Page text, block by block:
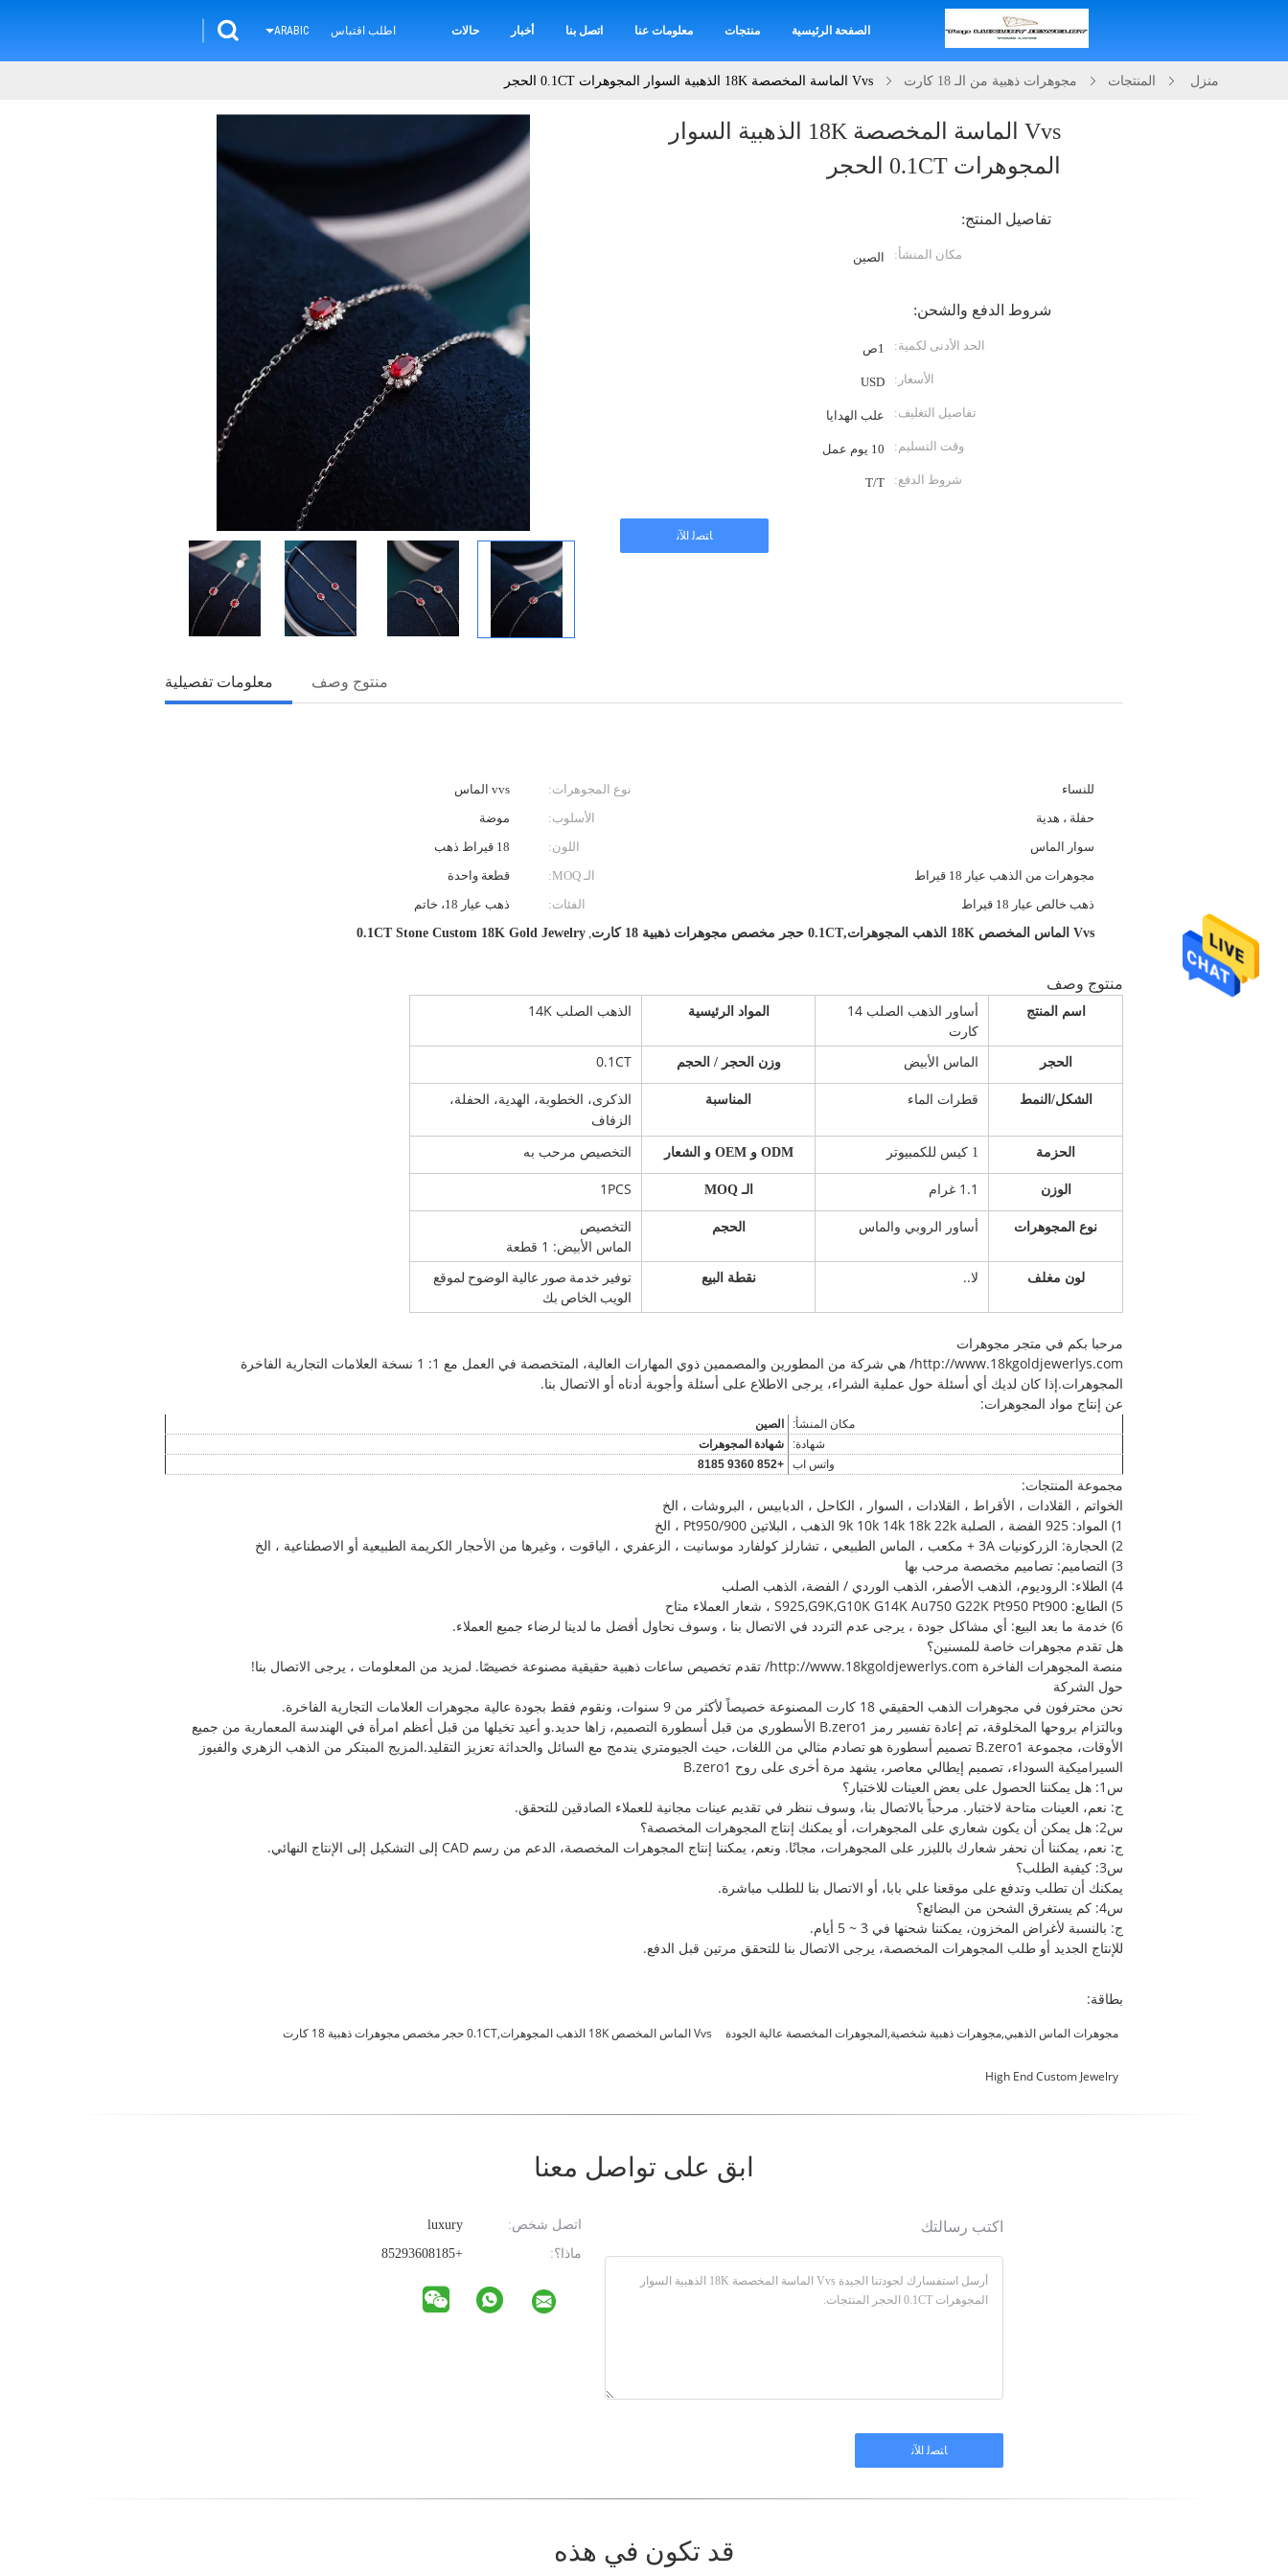
الصفحة الرئيسية منتجات معلومات عنا اتصل بنا أخبار حالات اطلب اقتباس ARABIC
منزل المنتجات مجوهرات ذهبية من الـ 18 كارت Vvs الماسة المخصصة 18K الذهبية السوار المجوهرات 0.1CT الحجر
Vvs الماسة المخصصة 18K الذهبية السوار
المجوهرات 0.1CT الحجر
تفاصيل المنتج:
مكان المنشأ: الصين
شروط الدفع والشحن:
الحد الأدنى لكمية: 1ص
الأسعار: USD
تفاصيل التغليف: علب الهدايا
وقت التسليم: 10 يوم عمل
شروط الدفع: T/T
ﺎﺘﺼﻟ ﺍﻶﻧ
معلومات تفصيلية منتوج وصف
للنساء نوع المجوهرات:
vvs الماس
حفلة ، هدية الأسلوب:
موضة
سوار الماس اللون:
18 قيراط ذهب
مجوهرات من الذهب عيار 18 قيراط الـ MOQ:
قطعة واحدة
ذهب خالص عيار 18 قيراط الفئات:
ذهب عيار 18، خاتم
Vvs الماس المخصص 18K الذهب المجوهرات,0.1CT حجر مخصص مجوهرات ذهبية 18 كارت ,
0.1CT Stone Custom 18K Gold Jewelry
منتوج وصف
اسم المنتج
أساور الذهب الصلب 14
كارت
المواد الرئيسية الذهب الصلب 14K
الحجر الماس الأبيض وزن الحجر / الحجم 0.1CT
الشكل/النمط قطرات الماء المناسبة
الذكرى، الخطوبة، الهدية، الحفلة،
الزفاف
الحزمة 1 كيس للكمبيوتر ODM و OEM و الشعار التخصيص مرحب به
الوزن 1.1 غرام الـ MOQ 1PCS
نوع المجوهرات أساور الروبي والماس الحجم
التخصيص
الماس الأبيض: 1 قطعة
لون مغلف لا.. نقطة البيع
توفير خدمة صور عالية الوضوح لموقع
الويب الخاص بك
مرحبا بكم في متجر مجوهرات
http://www.18kgoldjewerlys.com/ هي شركة من المطورين والمصممين ذوي المهارات العالية، المتخصصة في العمل مع 1: 1 نسخة العلامات التجارية الفاخرة
المجوهرات.إذا كان لديك أي أسئلة حول عملية الشراء، يرجى الاطلاع على أسئلة وأجوبة أدناه أو الاتصال بنا.
عن إنتاج مواد المجوهرات:
مكان المنشأ:
الصين
شهادة:
شهادة المجوهرات
واتس اب
+852 9360 8185
مجموعة المنتجات:
الخواتم ، القلادات ، الأقراط ، القلادات ، السوار ، الكاحل ، الدبابيس ، البروشات ، الخ
1) المواد: 925 الفضة ، الصلبة 9k 10k 14k 18k 22k الذهب ، البلاتين Pt950/900 ، الخ
2) الحجارة: الزركونيات 3A + مكعب ، الماس الطبيعي ، تشارلز كولفارد موسانيت ، الزعفري ، الياقوت ، وغيرها من الأحجار الكريمة الطبيعية أو الاصطناعية ، الخ
3) التصاميم: تصاميم مخصصة مرحب بها
4) الطلاء: الروديوم، الذهب الأصفر، الذهب الوردي / الفضة، الذهب الصلب
5) الطابع: S925,G9K,G10K G14K Au750 G22K Pt950 Pt900 ، شعار العملاء متاح
6) خدمة ما بعد البيع: أي مشاكل جودة ، يرجى عدم التردد في الاتصال بنا ، وسوف نحاول أفضل ما لدينا لرضاء جميع العملاء.
هل تقدم مجوهرات خاصة للمسنين؟
منصة المجوهرات الفاخرة http://www.18kgoldjewerlys.com/ تقدم تخصيص ساعات ذهبية حقيقية مصنوعة خصيصًا. لمزيد من المعلومات ، يرجى الاتصال بنا!
حول الشركة
نحن محترفون في مجوهرات الذهب الحقيقي 18 كارت المصنوعة خصيصاً لأكثر من 9 سنوات، ونقوم فقط بجودة عالية مجوهرات العلامات التجارية الفاخرة.
وبالتزام بروحها المخلوقة، تم إعادة تفسير رمز B.zero1 الأسطوري من قبل أسطورة التصميم، زاها حديد.و أعيد تخيلها من قبل أعظم امرأة في الهندسة المعمارية من جميع
الأوقات، مجموعة B.zero1 تصميم أسطورة هو تصادم مثالي من اللغات، حيث الجيومتري يندمج مع السائل والحداثة تعزيز التقليد.المزيج المبتكر من الذهب الزهري والفيوز
السيراميكية السوداء، تصميم إيطالي معاصر، يشهد مرة أخرى على روح B.zero1 ‬‬‬‬‬‬‬‬‬‬‬‬‬‬‬‬‬‬‬‬‬‬‬‬‬‬‬‬‬‬‬‬‬‬‬‬‬‬‬‬‬‬‬‬‬‬‬‬‬‬‬‬‬‬‬‬‬‬‬‬‬‬‬‬‬‬‬‬‬‬‬‬‬‬‬‬‬‬‬‬‬‬‬‬‬‬‬‬‬‬‬‬‬‬‬‬‬‬‬‬‬‬‬‬‬‬‬‬‬‬‬‬‬‬‬‬‬‬‬‬‬‬‬‬‬‬‬‬‬‬‬‬‬‬‬‬‬‬‬‬‬‬‬‬‬‬‬‬‬‬‬‬‬‬‬‬‬‬‬‬‬‬‬‬‬‬‬‬‬‬‬‬‬‬‬‬‬‬‬‬‬‬‬‬‬‬‬‬‬‬‬‬‬‬‬‬‬‬‬‬‬‬‬‬‬‬‬‬‬‬‬‬‬‬‬‬‬‬‬‬‬‬‬‬‬‬‬‬‬‬‬‬‬‬
س1: هل يمكننا الحصول على بعض العينات للاختبار؟
ج: نعم، العينات متاحة لاختبار. مرحباً بالاتصال بنا، وسوف ننظر في تقديم عينات مجانية للعملاء الصادقين للتحقق.
س2: هل يمكن أن يكون شعاري على المجوهرات، أو يمكنك إنتاج المجوهرات المخصصة؟
ج: نعم، يمكننا أن نحفر شعارك بالليزر على المجوهرات، مجانًا. ونعم، يمكننا إنتاج المجوهرات المخصصة، الدعم من رسم CAD إلى التشكيل إلى الإنتاج النهائي.
س3: كيفية الطلب؟
يمكنك أن تطلب وتدفع على موقعنا علي بابا، أو الاتصال بنا للطلب مباشرة.
س4: كم يستغرق الشحن من البضائع؟
ج: بالنسبة لأغراض المخزون، يمكننا شحنها في 3 ~ 5 أيام.
للإنتاج الجديد أو طلب المجوهرات المخصصة، يرجى الاتصال بنا للتحقق مرتين قبل الدفع.
بطاقة:
مجوهرات الماس الذهبي,مجوهرات ذهبية شخصية,المجوهرات المخصصة عالية الجودة Vvs الماس المخصص 18K الذهب المجوهرات,0.1CT حجر مخصص مجوهرات ذهبية 18 كارت
High End Custom Jewelry
ابق على تواصل معنا
اتصل شخص:
ماذا؟:
+85293608185
اكتب رسالتك
قد تكون في هذه